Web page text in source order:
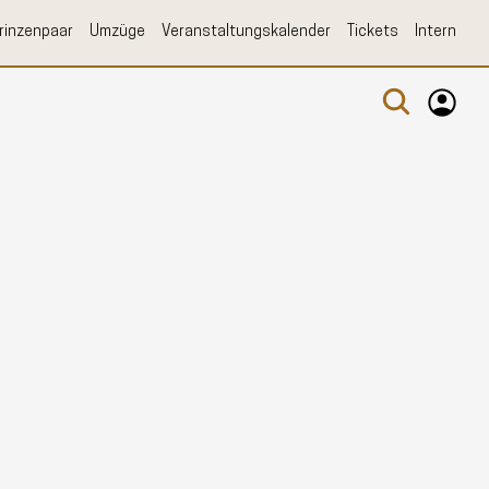
Umzüge Veranstaltungskalender Tickets Intern